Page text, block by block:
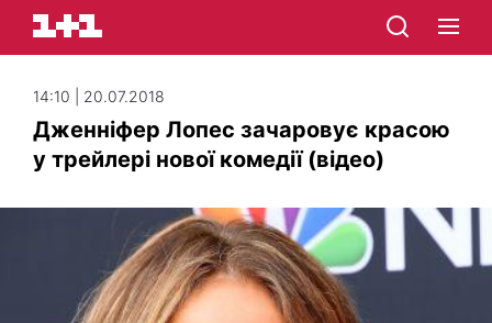
14:10 | 20.07.2018
Дженніфер Лопес зачаровує красою
у трейлері нової комедії (відео)